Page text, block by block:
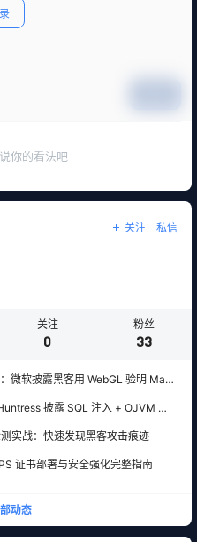
你的看法吧
关注 私信
关注
0
粉丝
33
微软披露黑客用 WebGL 验明 Mac
披露 SQL 注入 + OJVM 入
实战：快速发现黑客攻击痕迹
证书部署与安全强化完整指南
动态